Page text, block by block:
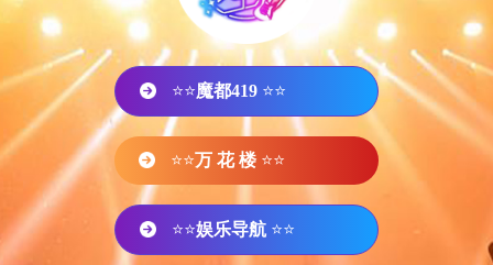
⭐⭐魔都419 ⭐⭐
⭐⭐万 花 楼 ⭐⭐
⭐⭐娱乐导航 ⭐⭐